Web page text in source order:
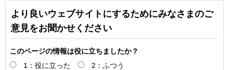
より良いウェブサイトにするためにみなさまのご
意見をお聞かせください
このページの情報は役に立ちましたか？
1：役に立った
2：ふつう